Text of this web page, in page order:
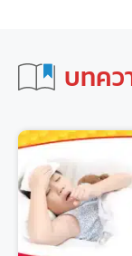
บทคว